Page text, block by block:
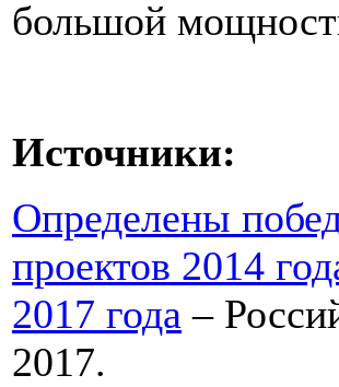
большой
Источники:
Определены
проектов 2014
2017 года –
2017.